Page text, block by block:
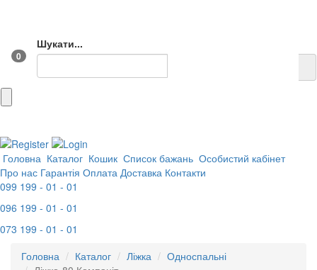
0
Шукати...
Головна Каталог Кошик Список бажань Особистий кабінет
Про нас Гарантія Оплата Доставка Контакти
099 199 - 01 - 01
096 199 - 01 - 01
073 199 - 01 - 01
Головна
Каталог Ліжка
Односпальні